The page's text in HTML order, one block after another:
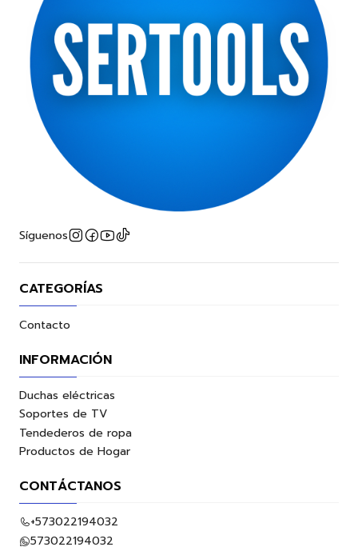
Síguenos
CATEGORÍAS
Contacto
INFORMACIÓN
Duchas eléctricas
Soportes de TV
Tendederos de ropa
Productos de Hogar
CONTÁCTANOS
+573022194032
573022194032